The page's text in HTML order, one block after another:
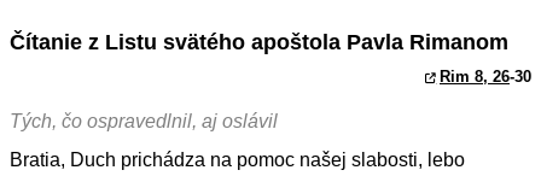
Čítanie z Listu svätého apoštola Pavla Rimanom
Rim 8, 26-30
Tých, čo ospravedlnil, aj oslávil
Bratia, Duch prichádza na pomoc našej slabosti, lebo